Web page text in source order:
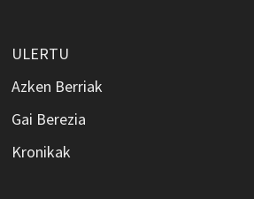
ULERTU
Azken Berriak
Gai Berezia
Kronikak